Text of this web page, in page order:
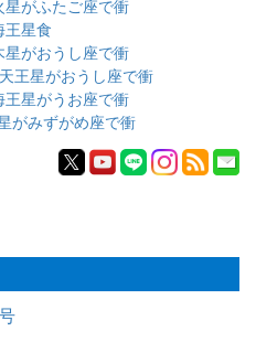
星食
がおうし座で衝
王星がおうし座で衝
星がうお座で衝
がみずがめ座で衝